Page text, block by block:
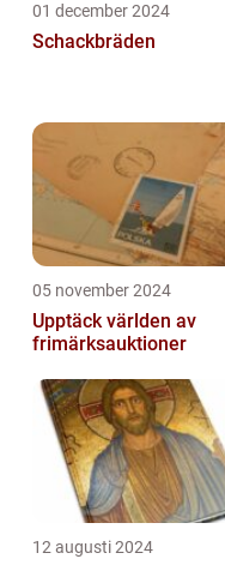
01 december 2024
Schackbräden
05 november 2024
Upptäck världen av
frimärksauktioner
12 augusti 2024